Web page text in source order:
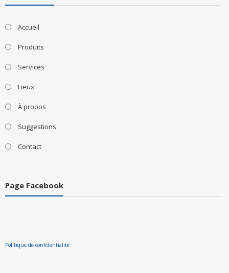
Accueil
Produits
Services
Lieux
À propos
Suggestions
Contact
Page Facebook
Politique de confidentialité